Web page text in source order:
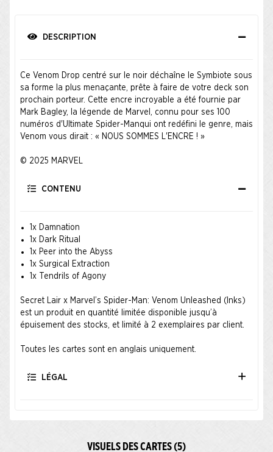
DESCRIPTION
Ce Venom Drop centré sur le noir déchaîne le Symbiote sous
sa forme la plus menaçante, prête à faire de votre deck son
prochain porteur. Cette encre incroyable a été fournie par
Mark Bagley, la légende de Marvel, connu pour ses 100
numéros d'Ultimate Spider-Manqui ont redéfini le genre, mais
Venom vous dirait : « NOUS SOMMES L'ENCRE ! »
© 2025 MARVEL
CONTENU
1x Damnation
1x Dark Ritual
1x Peer into the Abyss
1x Surgical Extraction
1x Tendrils of Agony
Secret Lair x Marvel’s Spider-Man: Venom Unleashed (Inks)
est un produit en quantité limitée disponible jusqu’à
épuisement des stocks, et limité à 2 exemplaires par client.
Toutes les cartes sont en anglais uniquement.
LÉGAL
VISUELS DES CARTES (5)